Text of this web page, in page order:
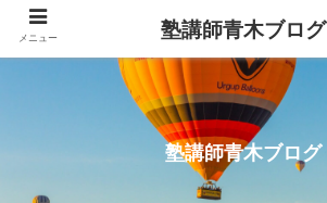
塾講師青木ブログ
メニュー 塾講師青木ブログ